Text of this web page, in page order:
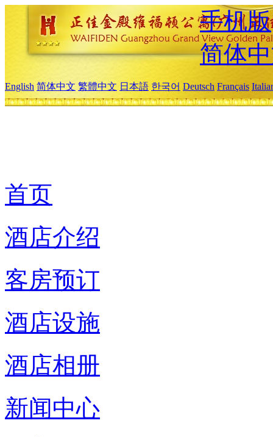
手机版
简体
English 简体中文 繁體中文 日本語 한국어 Deutsch Français
首页
酒店介绍
客房预订
酒店设施
酒店相册
新闻中心